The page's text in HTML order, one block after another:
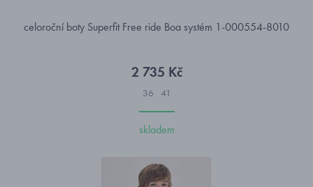
celoroční boty Superfit Free ride Boa systém 1-000554-8010
2 735 Kč
36 41
skladem